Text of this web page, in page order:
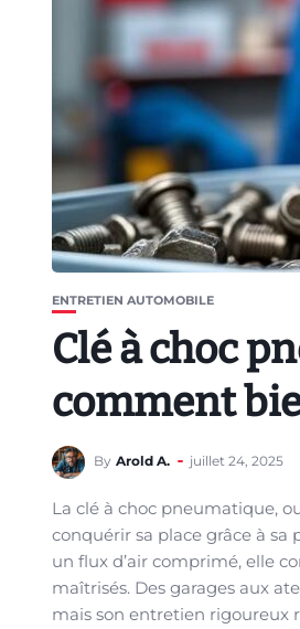
ENTRETIEN AUTOMOBILE
Clé à choc
comment
By Arold A. juillet 24, 2025
La clé à choc pneumatique,
conquérir sa place grâce à sa
un flux d’air comprimé, elle
maîtrisés. Des garages aux
mais son entretien rigoureux